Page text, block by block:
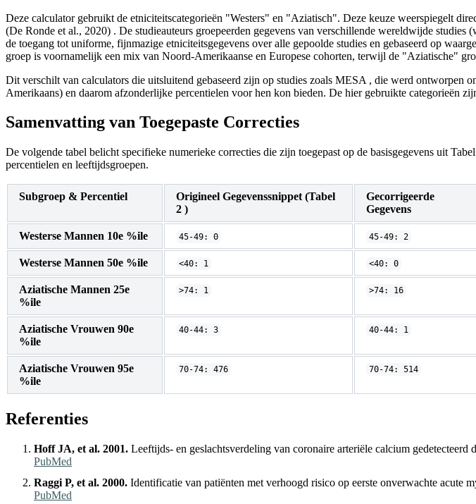
Deze calculator gebruikt de etniciteitscategorieën "Westers" en "Aziatisch". Deze keuze weerspiegelt
(De Ronde et al., 2020) . De studieauteurs groepeerden gegevens van verschillende wereldwijde
de toegang tot uniforme, fijnmazige etniciteitsgegevens over alle gepoolde studies en gebaseerd op
groep is voornamelijk een mix van Noord-Amerikaanse en Europese cohorten, terwijl de "Aziatische"
Dit verschilt van calculators die uitsluitend gebaseerd zijn op studies zoals MESA , die werd ontworpen
Amerikaans) en daarom afzonderlijke percentielen voor hen kon bieden. De hier gebruikte categorieën
Samenvatting van Toegepaste Correcties
De volgende tabel belicht specifieke numerieke correcties die zijn toegepast op de basisgegevens uit
percentielen en leeftijdsgroepen.
Subgroep & Percentiel
Origineel Gegevenssnippet (Tabel
2 )
Gecorrigeerde
Gegevens
Westerse Mannen 10e %ile 45-49: 0 45-49: 2
Westerse Mannen 50e %ile <40: 1 <40: 0
Aziatische Mannen 25e
%ile
>74: 1 >74: 16
Aziatische Vrouwen 90e
%ile
40-44: 3 40-44: 1
Aziatische Vrouwen 95e
%ile
70-74: 476 70-74: 514
Referenties
Hoff JA, et al. 2001. Leeftijds- en geslachtsverdeling van coronaire arteriële calcium
PubMed
Raggi P, et al. 2000. Identificatie van patiënten met verhoogd risico op eerste onverwachte acute
PubMed